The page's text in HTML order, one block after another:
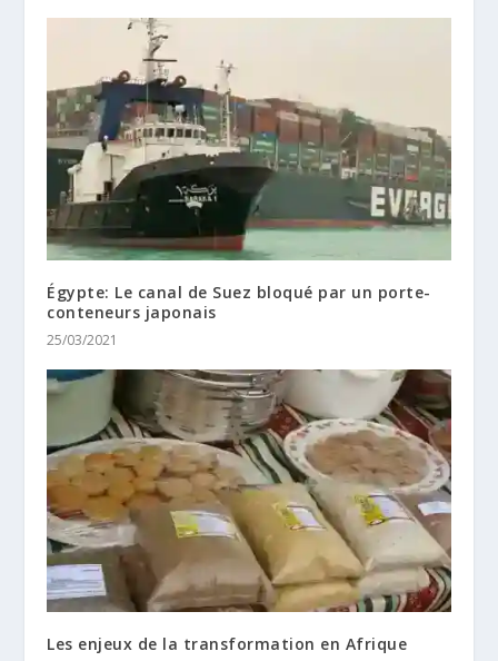
Égypte: Le canal de Suez bloqué par un porte-
conteneurs japonais
25/03/2021
Les enjeux de la transformation en Afrique